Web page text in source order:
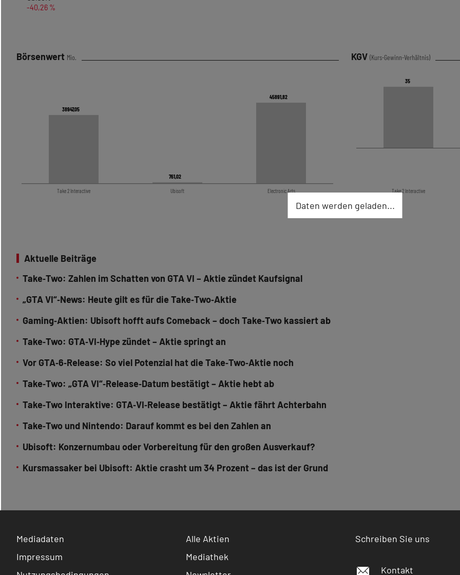
-40,26 %
Börsenwert Mio.
38947,05
38947,05
761,02
761,02
45891,82
45891,82
Take 2 Interactive Ubisoft Electronic Arts
KGV (Kurs-Gewinn-Verhältnis)
35
35
Take 2 Interactive
Aktuelle Beiträge
Take‑Two: Zahlen im Schatten von GTA VI – Aktie zündet Kaufsignal
„GTA VI“‑News: Heute gilt es für die Take‑Two‑Aktie
Gaming‑Aktien: Ubisoft hofft aufs Comeback – doch Take‑Two kassiert ab
Take‑Two: GTA‑VI‑Hype zündet – Aktie springt an
Vor GTA‑6‑Release: So viel Potenzial hat die Take‑Two‑Aktie noch
Take‑Two: „GTA VI“‑Release‑Datum bestätigt – Aktie hebt ab
Take‑Two Interaktive: GTA‑VI‑Release bestätigt – Aktie fährt Achterbahn
Take‑Two und Nintendo: Darauf kommt es bei den Zahlen an
Ubisoft: Konzernumbau oder Vorbereitung für den großen Ausverkauf?
Kursmassaker bei Ubisoft: Aktie crasht um 34 Prozent – das ist der Grund
Daten werden geladen...
Mediadaten
Impressum
Alle Aktien
Mediathek
Schreiben Sie uns
Kontakt